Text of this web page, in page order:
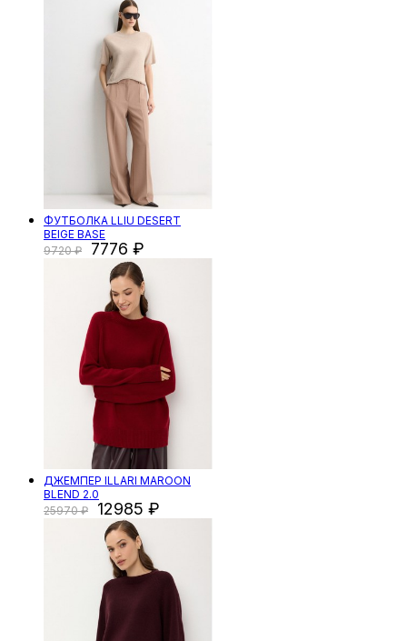
ФУТБОЛКА LLIU DESERT
BEIGE BASE
9720
7776
ДЖЕМПЕР ILLARI MAROON
BLEND 2.0
25970
12985